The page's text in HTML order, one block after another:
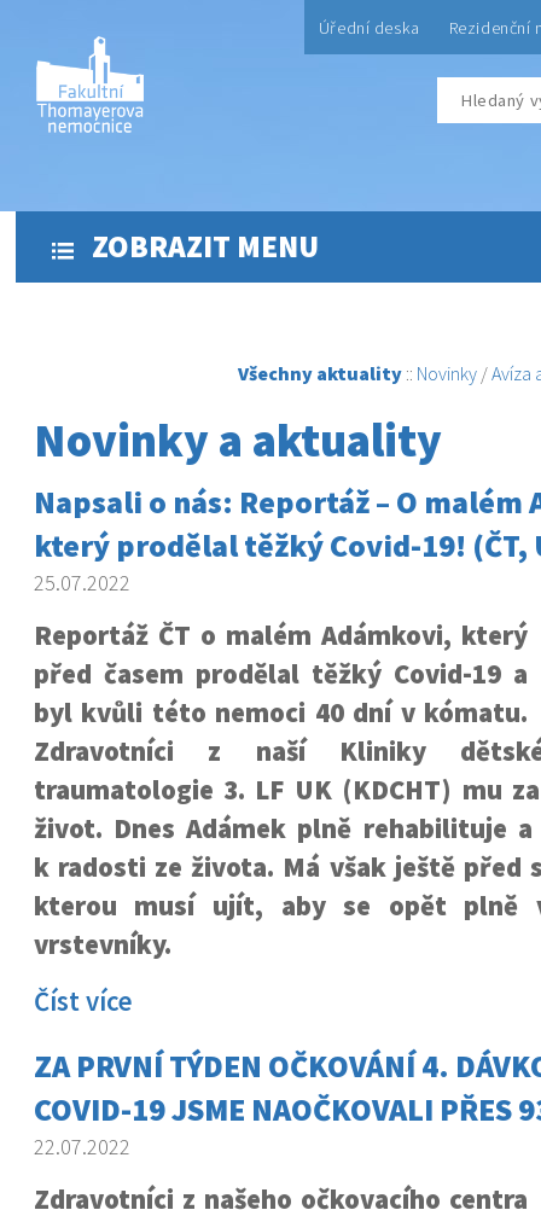
Úřední deska Rezidenční
ZOBRAZIT MENU
Všechny aktuality :: Novinky /Avíza
Novinky a aktuality
Napsali o nás: Reportáž – O malém
který prodělal těžký Covid-19! (ČT,
25.07.2022
Reportáž ČT o malém Adámkovi, který
před časem prodělal těžký Covid-19 a
byl kvůli této nemoci 40 dní v kómatu.
Zdravotníci z naší Kliniky
traumatologie 3. LF UK (KDCHT) mu
život. Dnes Adámek plně rehabilituje
k radosti ze života. Má však ještě před
kterou musí ujít, aby se opět plně
vrstevníky.
Číst více
ZA PRVNÍ TÝDEN OČKOVÁNÍ 4.
COVID-19 JSME NAOČKOVALI PŘES
22.07.2022
Zdravotníci z našeho očkovacího centra